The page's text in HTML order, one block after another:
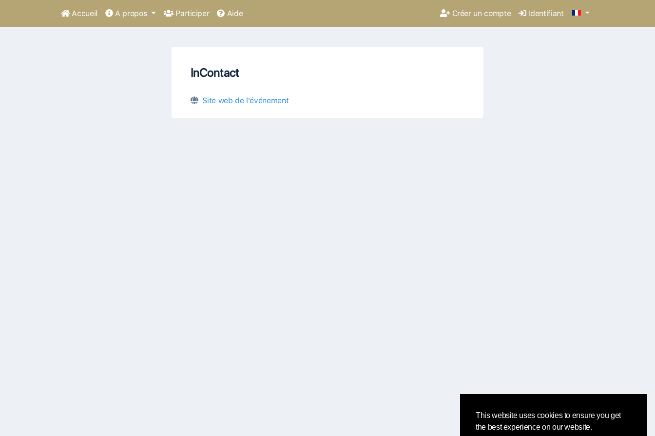
This website uses cookies to ensure you get
the best experience on our website.
Accueil A propos Participer Aide Créer un compte Identifiant
InContact
Site web de l'événement